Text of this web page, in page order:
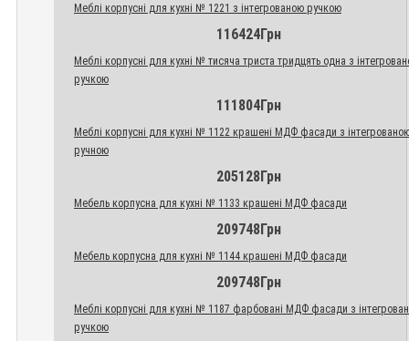
Меблі корпусні для кухні № 1221 з інтегрованою ручкою
116424Грн
Меблі корпусні для кухні № тисяча триста тридцять одна з
ручкою
111804Грн
Меблі корпусні для кухні № 1122 крашені МДФ фасади з
ручною
205128Грн
Мебель корпусна для кухні № 1133 крашені МДФ фасади
209748Грн
Мебель корпусна для кухні № 1144 крашені МДФ фасади
209748Грн
Меблі корпусні для кухні № 1187 фарбовані МДФ фасади з
ручкою